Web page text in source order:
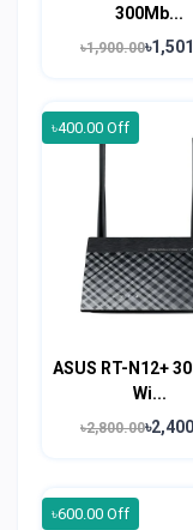
300Mb...
৳1,900.00
৳400.00 Off
ASUS RT-N12+
Wi...
৳2,800.00
৳600.00 Off